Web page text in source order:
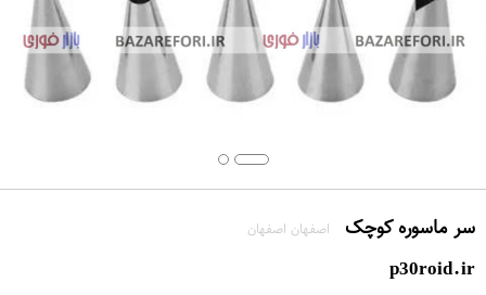
سر ماسوره کوچک اصفهان اصفهان
p30roid.ir